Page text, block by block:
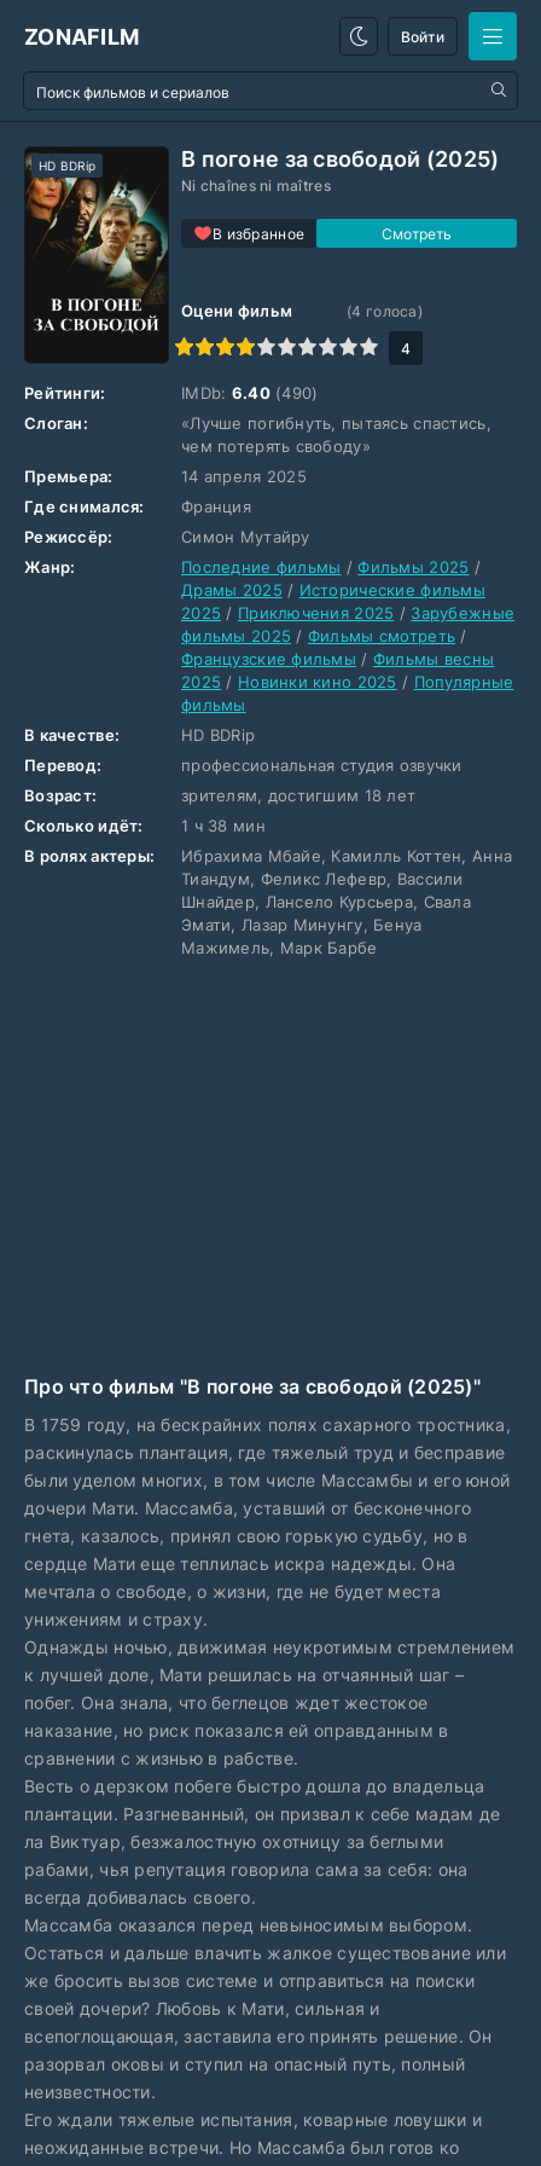
ZONAFILM Войти
В погоне за свободой (2025)
Ni chaînes ni maîtres
В избранное
HD BDRip
Оцени фильм
7 8 9 10
(4 голоса)
4
Рейтинги: IMDb: 6.40(490)
Слоган:
«Лучше погибнуть, пытаясь спастись,
чем потерять свободу»
Премьера:
14 апреля 2025
Где снимался:
Франция
Режиссёр:
Симон Мутайру
Жанр:
Последние фильмы /Фильмы 2025 /
Драмы 2025 / Исторические фильмы
2025 / Приключения 2025 / Зарубежные
фильмы 2025 / Фильмы смотреть /
Французские фильмы / Фильмы весны
2025 / Новинки кино 2025 / Популярные
фильмы
В качестве:
HD BDRip
Перевод:
профессиональная студия озвучки
Возраст:
зрителям, достигшим 18 лет
Сколько идёт:
1 ч 38 мин
В ролях актеры:
Ибрахима Мбайе, Камилль Коттен, Анна
Тиандум, Феликс Лефевр, Вассили
Шнайдер, Лансело Курсьера, Свала
Эмати, Лазар Минунгу, Бенуа
Мажимель, Марк Барбе
Про что фильм "В погоне за свободой (2025)"
В 1759 году, на бескрайних полях сахарного тростника,
раскинулась плантация, где тяжелый труд и бесправие
были уделом многих, в том числе Массамбы и его юной
дочери Мати. Массамба, уставший от бесконечного
гнета, казалось, принял свою горькую судьбу, но в
сердце Мати еще теплилась искра надежды. Она
мечтала о свободе, о жизни, где не будет места
унижениям и страху.
Однажды ночью, движимая неукротимым стремлением
к лучшей доле, Мати решилась на отчаянный шаг –
побег. Она знала, что беглецов ждет жестокое
наказание, но риск показался ей оправданным в
сравнении с жизнью в рабстве.
Весть о дерзком побеге быстро дошла до владельца
плантации. Разгневанный, он призвал к себе мадам де
ла Виктуар, безжалостную охотницу за беглыми
рабами, чья репутация говорила сама за себя: она
всегда добивалась своего.
Массамба оказался перед невыносимым выбором.
Остаться и дальше влачить жалкое существование или
же бросить вызов системе и отправиться на поиски
своей дочери? Любовь к Мати, сильная и
всепоглощающая, заставила его принять решение. Он
разорвал оковы и ступил на опасный путь, полный
неизвестности.
Его ждали тяжелые испытания, коварные ловушки и
неожиданные встречи. Но Массамба был готов ко